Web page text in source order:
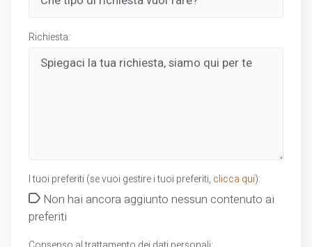
Richiesta:
I tuoi preferiti (se vuoi gestire i tuoi preferiti, clicca qui):
Non hai ancora aggiunto nessun contenuto ai
preferiti